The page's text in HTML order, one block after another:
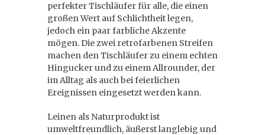
perfekter Tischläufer für alle, die einen
großen Wert auf Schlichtheit legen,
jedoch ein paar farbliche Akzente
mögen. Die zwei retrofarbenen Streifen
machen den Tischläufer zu einem echten
Hingucker und zu einem Allrounder, der
im Alltag als auch bei feierlichen
Ereignissen eingesetzt werden kann.
Leinen als Naturprodukt ist
umweltfreundlich, äußerst langlebig und